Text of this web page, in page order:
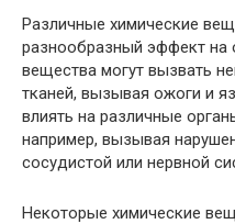
Различные химические
разнообразный эффект на
вещества могут вызвать
тканей, вызывая ожоги и
влиять на различные
например, вызывая
сосудистой или нервной
Некоторые химические